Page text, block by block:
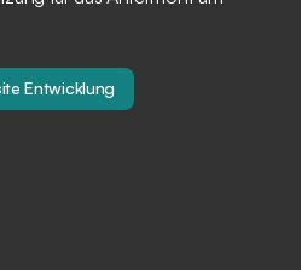
Entwicklung